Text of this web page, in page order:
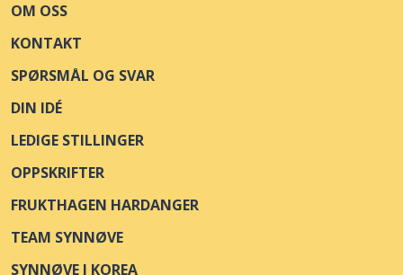
OM OSS
KONTAKT
SPØRSMÅL OG SVAR
DIN IDÉ
LEDIGE STILLINGER
OPPSKRIFTER
FRUKTHAGEN HARDANGER
TEAM SYNNØVE
SYNNØVE I KOREA